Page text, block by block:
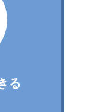
る